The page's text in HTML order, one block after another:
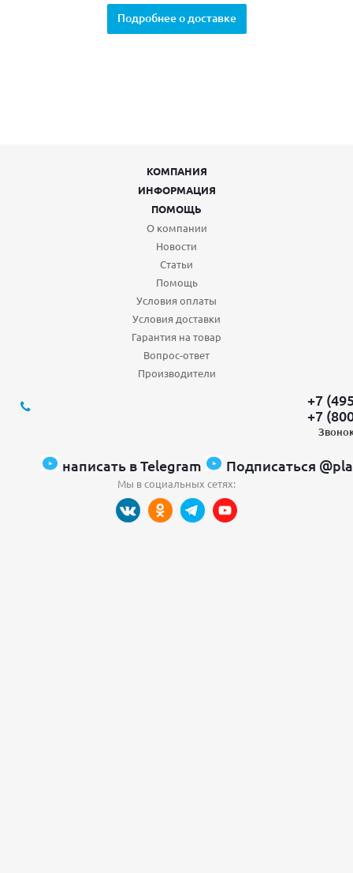
Подробнее о доставке
КОМПАНИЯ
ИНФОРМАЦИЯ
ПОМОЩЬ
О компании
Новости
Статьи
Помощь
Условия оплаты
Условия доставки
Гарантия на товар
Вопрос-ответ
Производители
+7
+7
написать в Telegram Подписаться
Мы в социальных сетях: